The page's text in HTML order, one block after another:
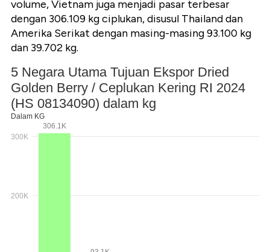
volume, Vietnam juga menjadi pasar terbesar
dengan 306.109 kg ciplukan, disusul Thailand dan
Amerika Serikat dengan masing-masing 93.100 kg
dan 39.702 kg.